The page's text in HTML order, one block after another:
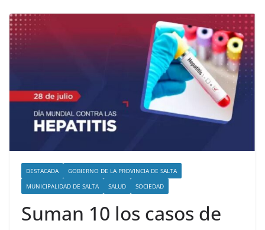
DESTACADA
GOBIERNO DE LA PROVINCIA DE SALTA
MUNICIPALIDAD DE SALTA
SALUD SOCIEDAD
Suman 10 los casos de